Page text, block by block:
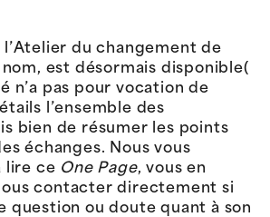
l’Atelier du changement de
est désormais disponible(
n’a pas pour vocation de
l’ensemble des
bien de résumer les points
échanges. Nous vous
lire ce One Page, vous en
contacter directement si
question ou doute quant à son